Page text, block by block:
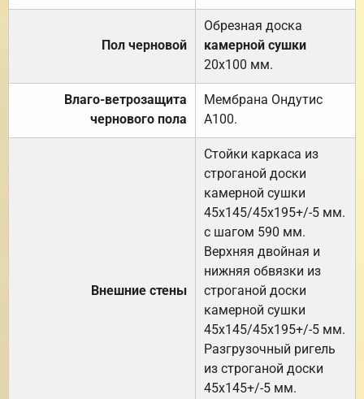
Пол черновой
Обрезная доска
камерной сушки
20х100 мм.
Влаго-ветрозащита
чернового пола
Мембрана Ондутис
А100.
Внешние стены
Стойки каркаса из
строганой доски
камерной сушки
45х145/45х195+/-5 мм.
с шагом 590 мм.
Верхняя двойная и
нижняя обвязки из
строганой доски
камерной сушки
45х145/45х195+/-5 мм.
Разгрузочный ригель
из строганой доски
45х145+/-5 мм.